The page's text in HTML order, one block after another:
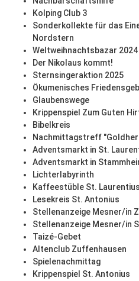
Kolping Club 3
Sonderkollekte für das
Nordstern
Weltweihnachtsbazar 2024
Der Nikolaus kommt!
Sternsingeraktion 2025
Ökumenisches
Glaubenswege
Krippenspiel Zum Guten
Bibelkreis
Nachmittagstreff
Adventsmarkt in St.
Adventsmarkt in
Lichterlabyrinth
Kaffeestüble St. Laurentius
Lesekreis St. Antonius
Stellenanzeige Mesner/in
Stellenanzeige Mesner/in
Taizé-Gebet
Altenclub Zuffenhausen
Spielenachmittag
Krippenspiel St. Antonius